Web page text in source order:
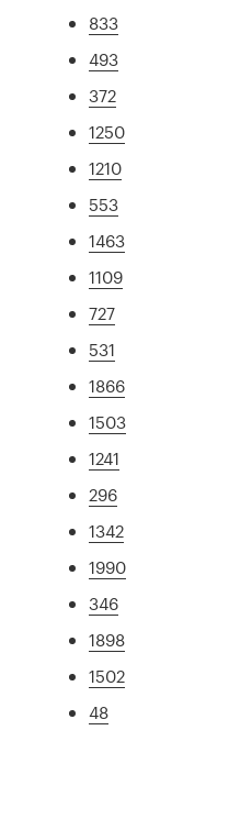
833
493
372
1250
1210
553
1463
1109
727
531
1866
1503
1241
296
1342
1990
346
1898
1502
48